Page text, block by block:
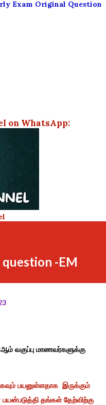
Exam Original Question
on WhatsApp:
-EM
வகுப்பு மாணவர்களுக்கு
பயனுள்ளதாக இருக்கும்
தங்கள் தேற்விற்கு